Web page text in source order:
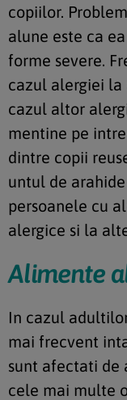
copiilor.
alune este ca
forme severe.
cazul alergiei la
cazul altor
mentine pe
dintre copii
untul de
persoanele cu
alergice si la
Alimente
In cazul
mai frecvent
sunt afectati de
cele mai multe